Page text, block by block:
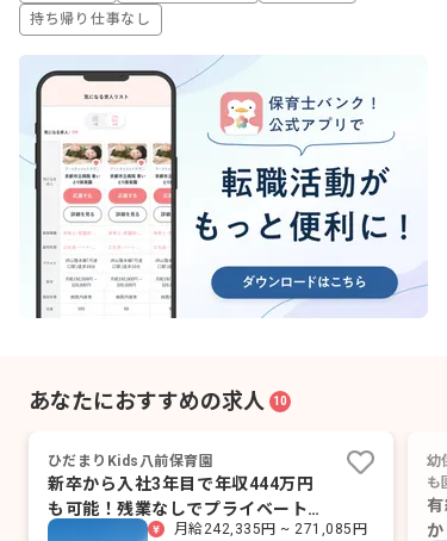
持ち帰り仕事なし
あなたにおすすめの求人 10
ひだまりKids八前保育園
新卒から入社3年目で年収444万円
も可能！残業なしでプライベートも
月給242,335円 ~ 271,085円
幼
も園